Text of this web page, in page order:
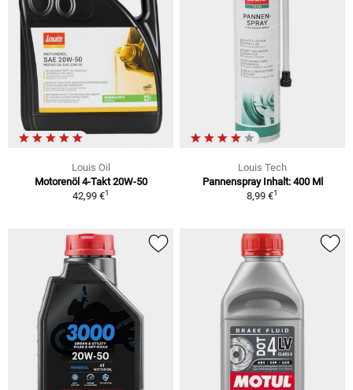
Louis Oil
Motorenöl 4-Takt 20W-50
42,99 €1
Louis Tech
Pannenspray Inhalt: 400 Ml
8,99 €1